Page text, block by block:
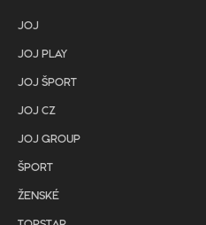
JOJ
JOJ PLAY
JOJ ŠPORT
JOJ CZ
JOJ GROUP
ŠPORT
ŽENSKÉ